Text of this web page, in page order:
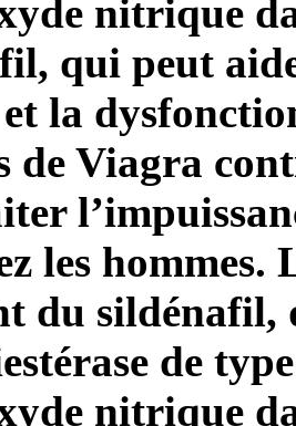
nitrique
qui peut
la
de Viagra
les
du
de
nitrique